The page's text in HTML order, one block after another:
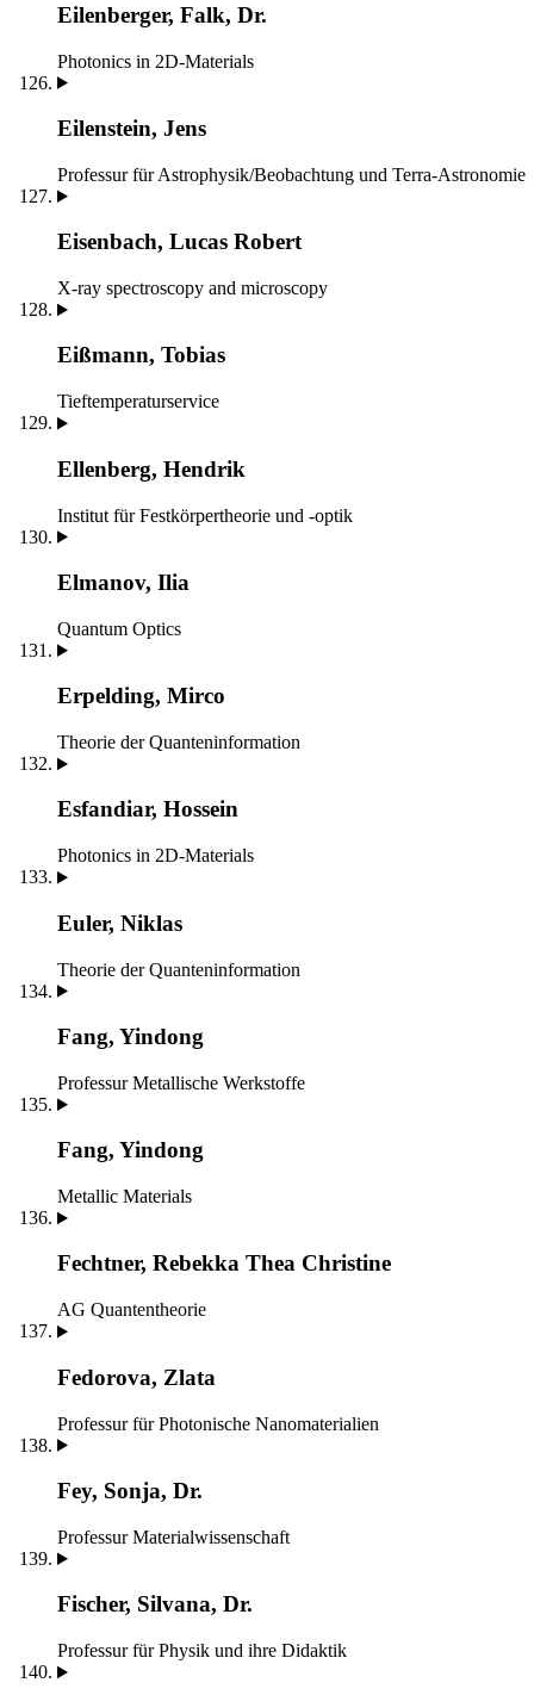
Eilenberger, Falk, Dr.
Photonics in 2D-Materials
Eilenstein, Jens
Professur für Astrophysik/Beobachtung und Terra-Astronomie
Eisenbach, Lucas Robert
X-ray spectroscopy and microscopy
Eißmann, Tobias
Tieftemperaturservice
Ellenberg, Hendrik
Institut für Festkörpertheorie und -optik
Elmanov, Ilia
Quantum Optics
Erpelding, Mirco
Theorie der Quanteninformation
Esfandiar, Hossein
Photonics in 2D-Materials
Euler, Niklas
Theorie der Quanteninformation
Fang, Yindong
Professur Metallische Werkstoffe
Fang, Yindong
Metallic Materials
Fechtner, Rebekka Thea Christine
AG Quantentheorie
Fedorova, Zlata
Professur für Photonische Nanomaterialien
Fey, Sonja, Dr.
Professur Materialwissenschaft
Fischer, Silvana, Dr.
Professur für Physik und ihre Didaktik